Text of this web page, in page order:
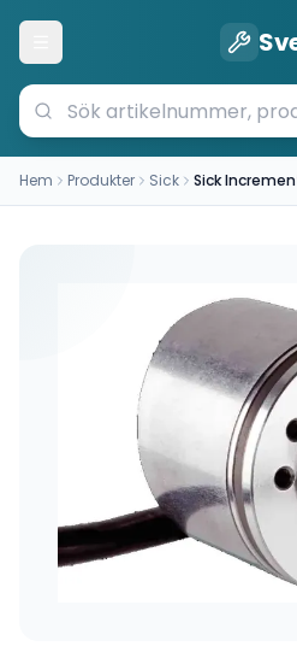
Öppna meny
Hem Produkter Sick